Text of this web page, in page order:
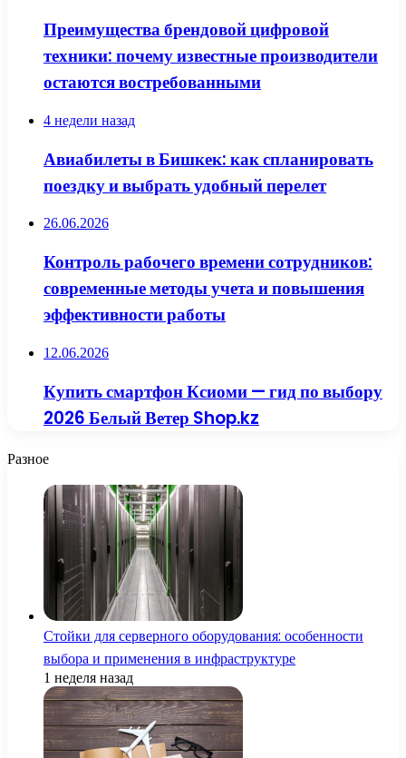
Преимущества брендовой цифровой
техники: почему известные производители
остаются востребованными
4 недели назад
Авиабилеты в Бишкек: как спланировать
поездку и выбрать удобный перелет
26.06.2026
Контроль рабочего времени сотрудников:
современные методы учета и повышения
эффективности работы
12.06.2026
Купить смартфон Ксиоми — гид по выбору
2026 Белый Ветер Shop.kz
Разное
Стойки для серверного оборудования: особенности
выбора и применения в инфраструктуре
1 неделя назад